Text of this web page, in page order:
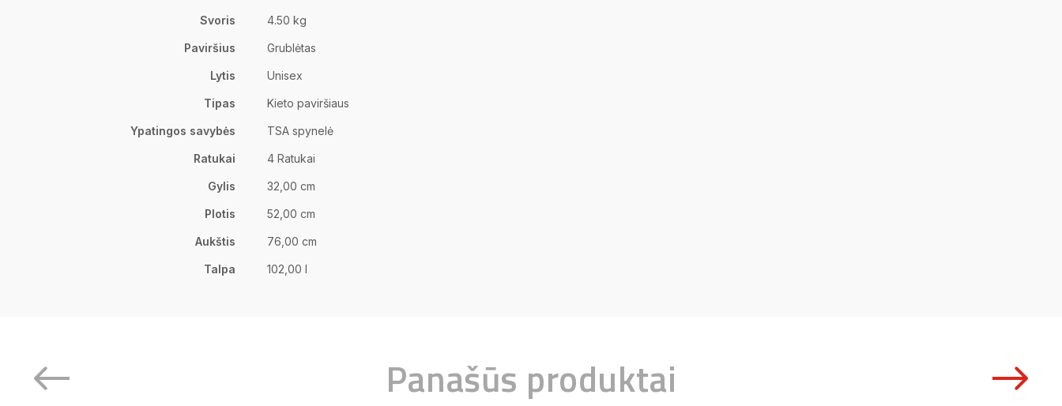
Svoris 4.50 kg
Paviršius Grublėtas
Lytis Unisex
Tipas Kieto paviršiaus
Ypatingos savybės TSA spynelė
Ratukai 4 Ratukai
Gylis 32,00 cm
Plotis 52,00 cm
Aukštis 76,00 cm
Talpa 102,00 l
Panašūs produktai